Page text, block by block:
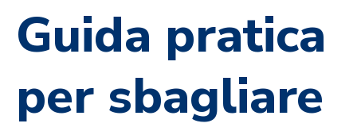
Guida pratica
per sbagliare